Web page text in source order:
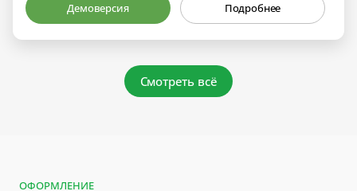
Демоверсия Подробнее
Смотреть всё
ОФОРМЛЕНИЕ